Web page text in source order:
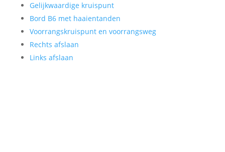
Gelijkwaardige kruispunt
Bord B6 met haaientanden
Voorrangskruispunt en voorrangsweg
Rechts afslaan
Links afslaan